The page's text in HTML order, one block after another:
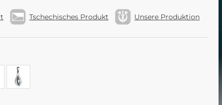
Tschechisches Produkt Unsere Produktion